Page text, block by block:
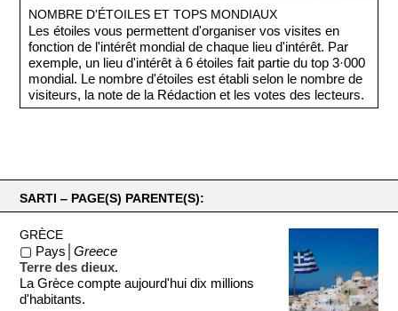
NOMBRE D'ÉTOILES ET TOPS MONDIAUX
Les étoiles vous permettent d'organiser vos visites en
fonction de l'intérêt mondial de chaque lieu d'intérêt. Par
exemple, un lieu d'intérêt à 6 étoiles fait partie du top 3·000
mondial. Le nombre d'étoiles est établi selon le nombre de
visiteurs, la note de la Rédaction et les votes des lecteurs.
SARTI ‒ PAGE(S) PARENTE(S):
GRÈCE
▢ Pays│Greece
Terre des dieux.
La Grèce compte aujourd'hui dix millions
d'habitants.